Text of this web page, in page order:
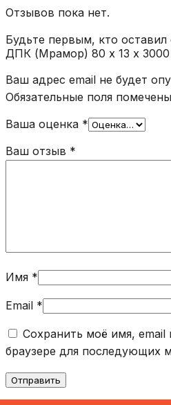
Отзывов пока нет.
Будьте первым, кто
ДПК (Мрамор) 80 х 13 х
Ваш адрес email не будет
Обязательные поля помечены
Ваша оценка *
Ваш отзыв *
Имя *
Email *
Сохранить моё имя, email
браузере для последующих